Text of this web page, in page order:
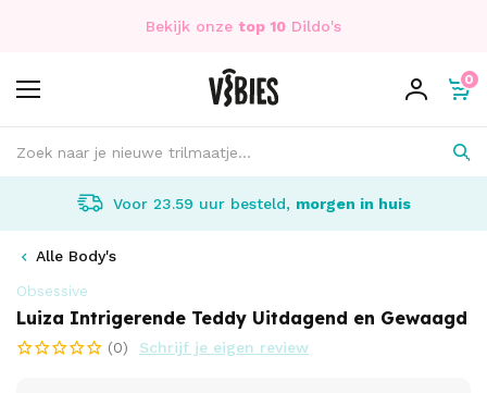
Bekijk onze top 10 Dildo's
0
Voor 23.59 uur besteld, morgen in huis
Alle Body's
Obsessive
Luiza Intrigerende Teddy Uitdagend en Gewaagd
(0) Schrijf je eigen review